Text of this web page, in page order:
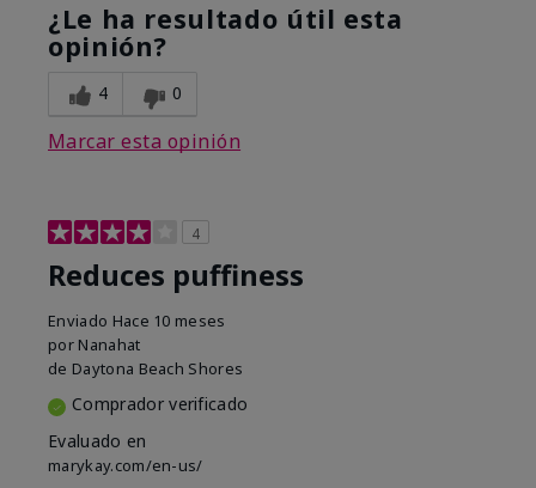
¿Le ha resultado útil esta
opinión?
4 0
Marcar esta opinión
4
Reduces puffiness
Enviado Hace 10 meses
por Nanahat
de Daytona Beach Shores
Comprador verificado
Evaluado en
marykay.com/en-us/